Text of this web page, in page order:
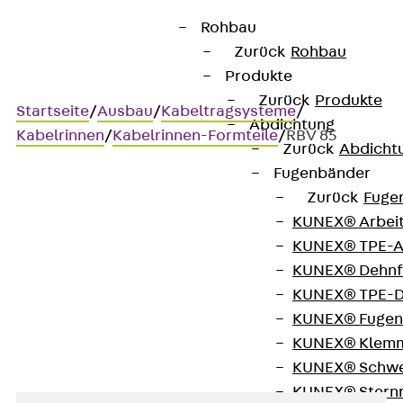
Rohbau
Zurück Rohbau
Produkte
Zurück Produkte
Abdichtung
Zurück
Fugenbänder
Zurück
KUNEX®
KUNEX®
KUNEX®
KUNEX®
KUNEX®
KUNEX®
KUNEX®
KUNEX®
Startseite/Ausbau/Kabeltragsysteme/
Kabelrinnen/Kabelrinnen-Formteile/RBV 85
variabel, Höhe = 85 mm